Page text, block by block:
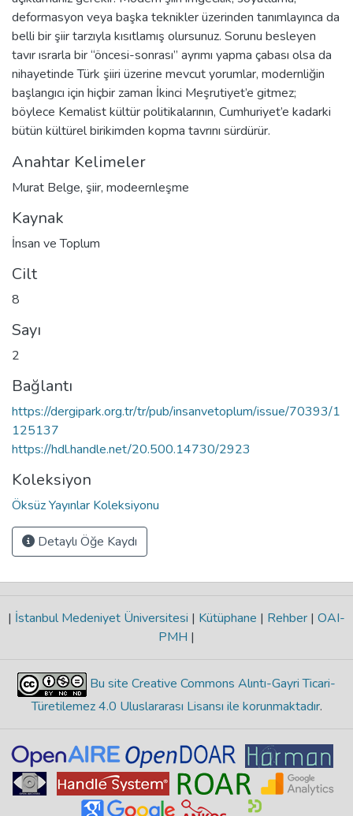
deformasyon veya başka teknikler üzerinden tanımlayınca da
belli bir şiir tarzıyla kısıtlamış olursunuz. Sorunu besleyen
tavır ısrarla bir “öncesi-sonrası” ayrımı yapma çabası olsa da
nihayetinde Türk şiiri üzerine mevcut yorumlar, modernliğin
başlangıcı için hiçbir zaman İkinci Meşrutiyet’e gitmez;
böylece Kemalist kültür politikalarının, Cumhuriyet’e kadarki
bütün kültürel birikimden kopma tavrını sürdürür.
Anahtar Kelimeler
Murat Belge, şiir, modeernleşme
Kaynak
İnsan ve Toplum
Cilt
8
Sayı
2
Bağlantı
https://dergipark.org.tr/tr/pub/insanvetoplum/issue/70393/1
125137
https://hdl.handle.net/20.500.14730/2923
Koleksiyon
Öksüz Yayınlar Koleksiyonu
Detaylı Öğe Kaydı
| İstanbul Medeniyet Üniversitesi | Kütüphane | Rehber | OAI-
PMH |
Bu site Creative Commons Alıntı-Gayri Ticari-
Türetilemez 4.0 Uluslararası Lisansı ile korunmaktadır.